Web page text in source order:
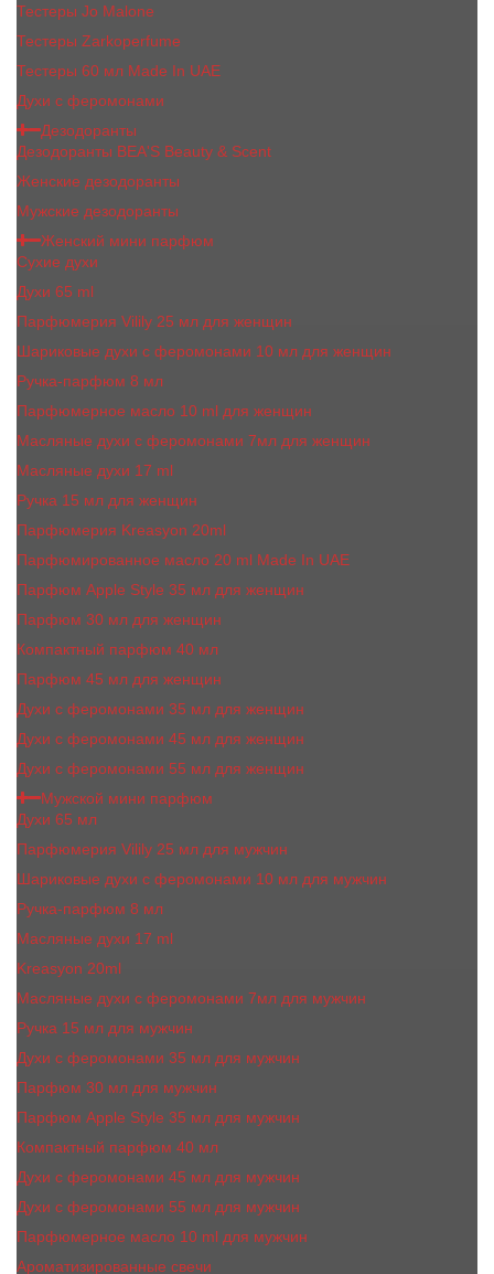
Тестеры Jо Malоnе
Тестеры Zarkoperfume
Тестеры 60 мл Made In UAE
Духи с феромонами
Дезодоранты
Дезодоранты BEA'S Beauty & Scent
Женские дезодоранты
Мужские дезодоранты
Женский мини парфюм
Сухие духи
Духи 65 ml
Парфюмерия Vilily 25 мл для женщин
Шариковые духи с феромонами 10 мл для женщин
Ручка-парфюм 8 мл
Парфюмерное масло 10 ml для женщин
Масляные духи c феромонами 7мл для женщин
Масляные духи 17 ml
Ручка 15 мл для женщин
Парфюмерия Kreasyon 20ml
Парфюмированное масло 20 ml Made In UAE
Парфюм Apple Style 35 мл для женщин
Парфюм 30 мл для женщин
Компактный парфюм 40 мл
Парфюм 45 мл для женщин
Духи с феромонами 35 мл для женщин
Духи с феромонами 45 мл для женщин
Духи с феромонами 55 мл для женщин
Мужской мини парфюм
Духи 65 мл
Парфюмерия Vilily 25 мл для мужчин
Шариковые духи с феромонами 10 мл для мужчин
Ручка-парфюм 8 мл
Масляные духи 17 ml
Kreasyon 20ml
Масляные духи c феромонами 7мл для мужчин
Ручка 15 мл для мужчин
Духи с феромонами 35 мл для мужчин
Парфюм 30 мл для мужчин
Парфюм Apple Style 35 мл для мужчин
Компактный парфюм 40 мл
Духи с феромонами 45 мл для мужчин
Духи с феромонами 55 мл для мужчин
Парфюмерное масло 10 ml для мужчин
Ароматизированные свечи